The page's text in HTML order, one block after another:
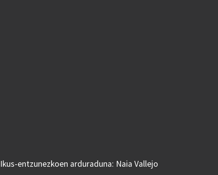
entzunezkoen arduraduna: Naia Vallejo